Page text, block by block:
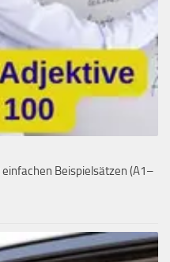
Beispielsätzen (A1–